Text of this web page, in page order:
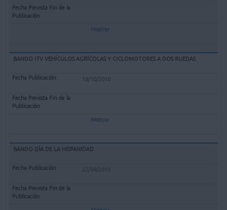
Mostrar
BANDO ITV VEHÍCULOS AGRÍCOLAS Y CICLOMOTORES A DOS RUEDAS
18/10/2010
Mostrar
BANDO DÍA DE LA HISPANIDAD
22/09/2010